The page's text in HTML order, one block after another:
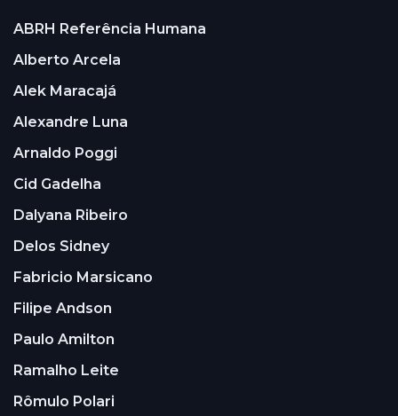
ABRH Referência Humana
Alberto Arcela
Alek Maracajá
Alexandre Luna
Arnaldo Poggi
Cid Gadelha
Dalyana Ribeiro
Delos Sidney
Fabricio Marsicano
Filipe Andson
Paulo Amilton
Ramalho Leite
Rômulo Polari